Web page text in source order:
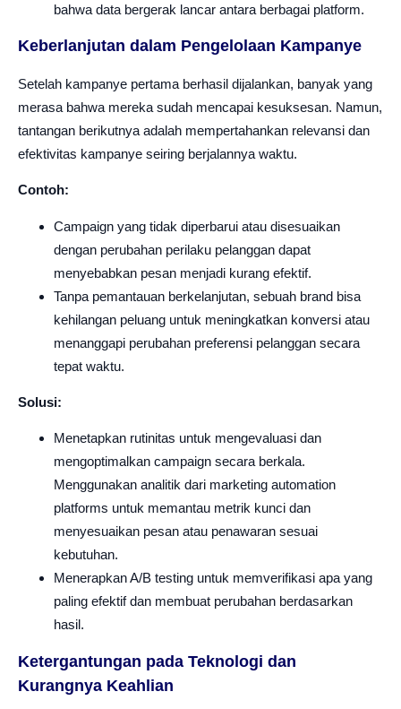
bahwa data bergerak lancar antara berbagai platform.
Keberlanjutan dalam Pengelolaan Kampanye
Setelah kampanye pertama berhasil dijalankan, banyak yang
merasa bahwa mereka sudah mencapai kesuksesan. Namun,
tantangan berikutnya adalah mempertahankan relevansi dan
efektivitas kampanye seiring berjalannya waktu.
Contoh:
Campaign yang tidak diperbarui atau disesuaikan
dengan perubahan perilaku pelanggan dapat
menyebabkan pesan menjadi kurang efektif.
Tanpa pemantauan berkelanjutan, sebuah brand bisa
kehilangan peluang untuk meningkatkan konversi atau
menanggapi perubahan preferensi pelanggan secara
tepat waktu.
Solusi:
Menetapkan rutinitas untuk mengevaluasi dan
mengoptimalkan campaign secara berkala.
Menggunakan analitik dari marketing automation
platforms untuk memantau metrik kunci dan
menyesuaikan pesan atau penawaran sesuai
kebutuhan.
Menerapkan A/B testing untuk memverifikasi apa yang
paling efektif dan membuat perubahan berdasarkan
hasil.
Ketergantungan pada Teknologi dan
Kurangnya Keahlian